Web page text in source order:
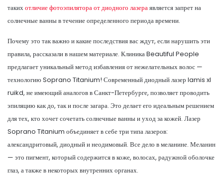
такихотличие фотоэпилятора от диодного лазераявляется запрет на
солнечные ванны в течение определенного периода времени.
Почему это так важно и какие последствия вас ждут, если нарушить эти
правила, рассказали в нашем материале. Клиника Beautiful People
предлагает уникальный метод избавления от нежелательных волос —
технологию Soprano Titanium! Современный диодный лазер lamis xl
ruikd, не имеющий аналогов в Санкт-Петербурге, позволяет проводить
эпиляцию как до, так и после загара. Это делает его идеальным решением
для тех, кто хочет сочетать солнечные ванны и уход за кожей. Лазер
Soprano Titanium объединяет в себе три типа лазеров:
александритовый, диодный и неодимовый. Все дело в меланине. Меланин
— это пигмент, который содержится в коже, волосах, радужной оболочке
глаз, а также в некоторых внутренних органах.